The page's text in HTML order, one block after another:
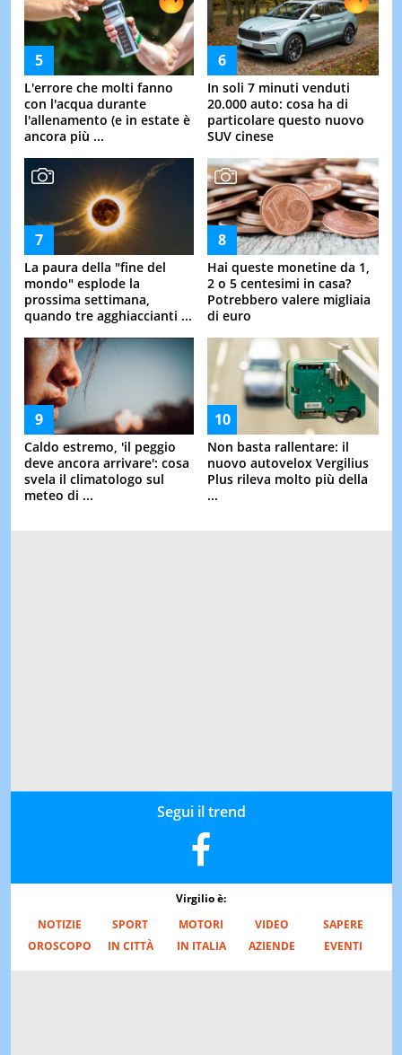
L'errore che molti fanno
con l'acqua durante
l'allenamento (e in estate è
ancora più ...
In soli 7 minuti venduti
20.000 auto: cosa ha di
particolare questo nuovo
SUV cinese
La paura della "fine del
mondo" esplode la
prossima settimana,
quando tre agghiaccianti ...
Hai queste monetine da 1,
2 o 5 centesimi in casa?
Potrebbero valere migliaia
di euro
Caldo estremo, 'il peggio
deve ancora arrivare': cosa
svela il climatologo sul
meteo di ...
Non basta rallentare: il
nuovo autovelox Vergilius
Plus rileva molto più della
...
Segui il trend
Virgilio è:
NOTIZIE
SPORT MOTORI VIDEO
SAPERE
OROSCOPO
IN CITTÀ IN ITALIA AZIENDE EVENTI